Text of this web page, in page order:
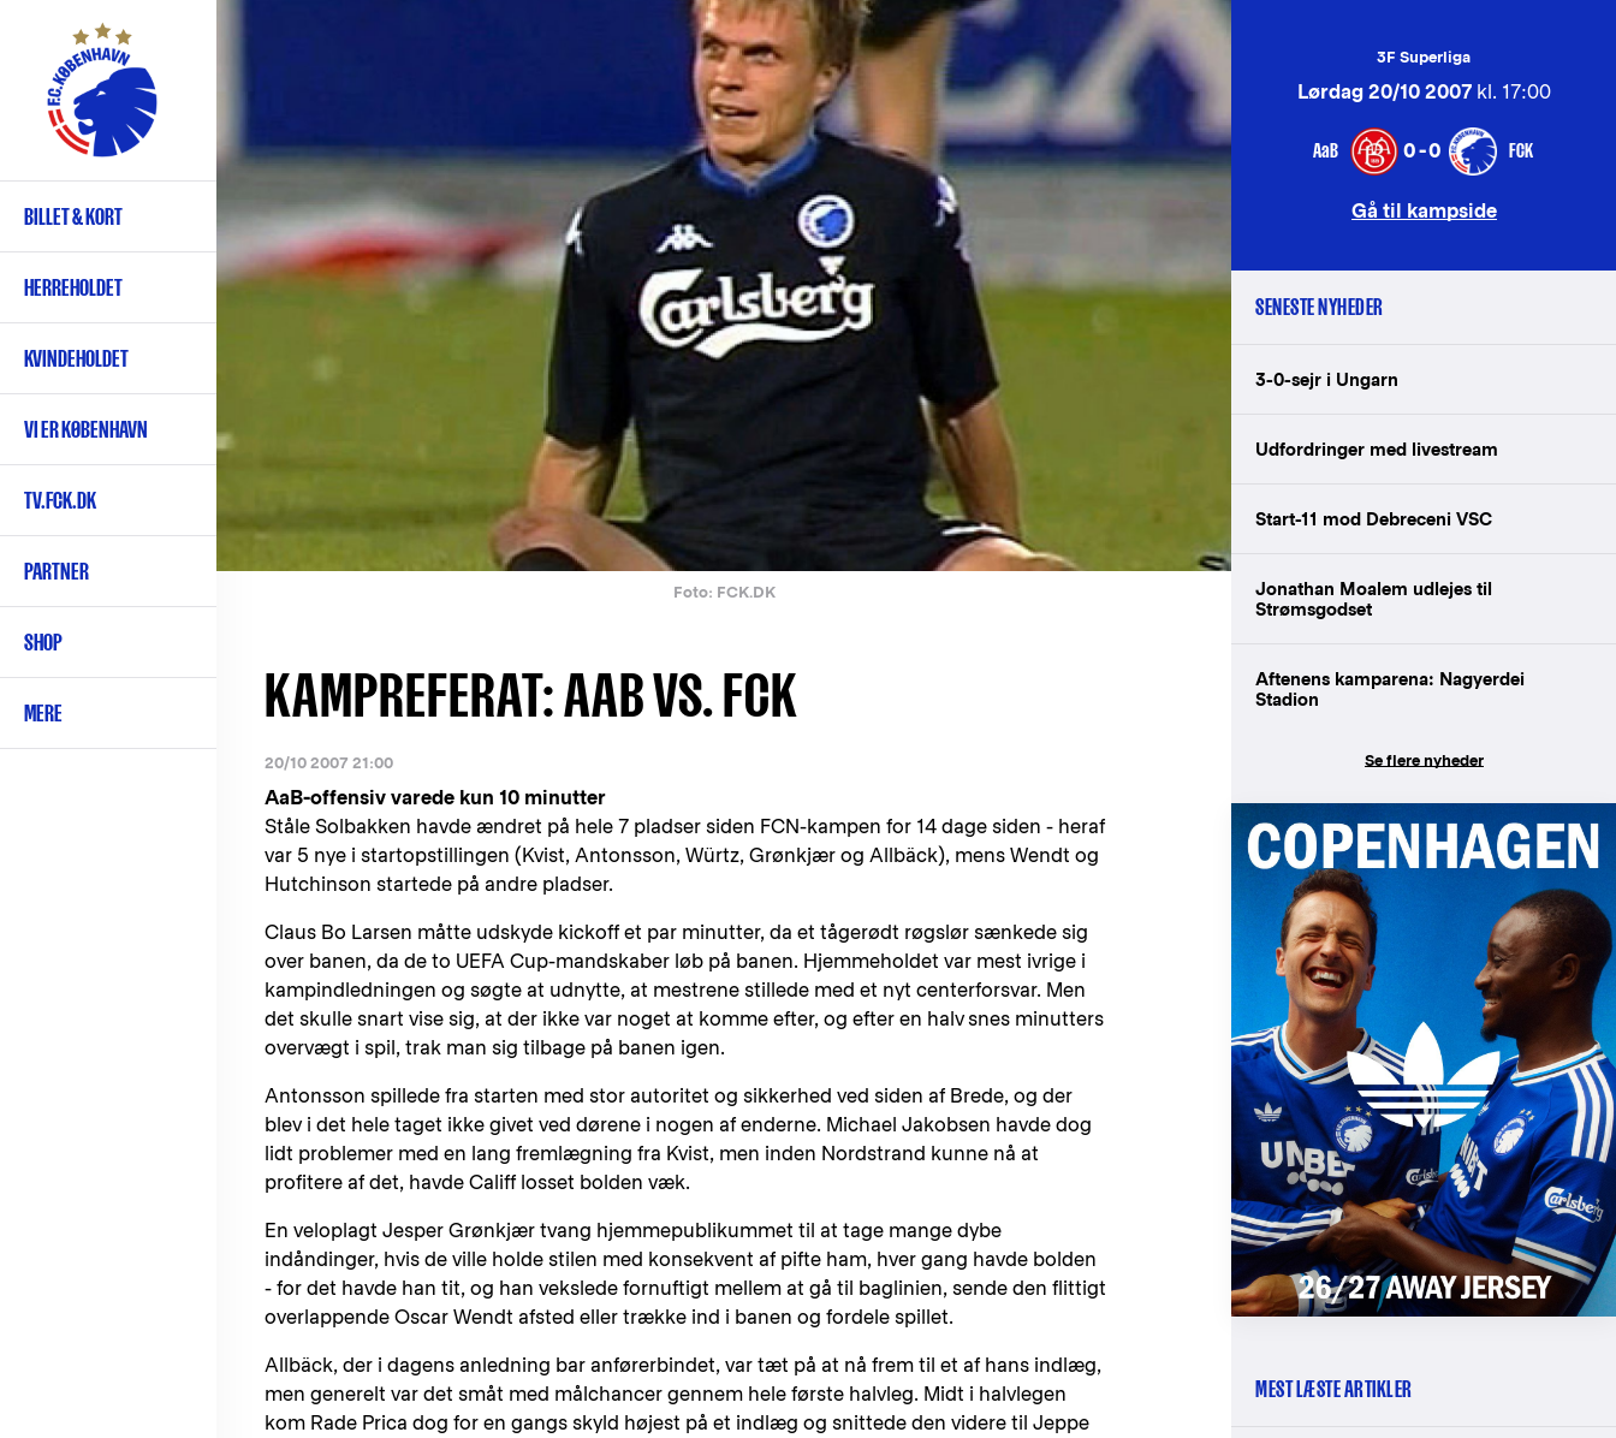
hovedindhold
Primær
navigation
BILLET & KORT
HERREHOLDET
KVINDEHOLDET
VI ER KØBENHAVN
TV.FCK.DK
PARTNER
SHOP
MERE
Foto: FCK.DK
KAMPREFERAT: AAB VS. FCK
20/10 2007 21:00
AaB-offensiv varede kun 10 minutter
Ståle Solbakken havde ændret på hele 7 pladser siden FCN-kampen for 14 dage siden - heraf
var 5 nye i startopstillingen (Kvist, Antonsson, Würtz, Grønkjær og Allbäck), mens Wendt og
Hutchinson startede på andre pladser.
Claus Bo Larsen måtte udskyde kickoff et par minutter, da et tågerødt røgslør sænkede sig
over banen, da de to UEFA Cup-mandskaber løb på banen. Hjemmeholdet var mest ivrige i
kampindledningen og søgte at udnytte, at mestrene stillede med et nyt centerforsvar. Men
det skulle snart vise sig, at der ikke var noget at komme efter, og efter en halv snes minutters
overvægt i spil, trak man sig tilbage på banen igen.
Antonsson spillede fra starten med stor autoritet og sikkerhed ved siden af Brede, og der
blev i det hele taget ikke givet ved dørene i nogen af enderne. Michael Jakobsen havde dog
lidt problemer med en lang fremlægning fra Kvist, men inden Nordstrand kunne nå at
profitere af det, havde Califf losset bolden væk.
En veloplagt Jesper Grønkjær tvang hjemmepublikummet til at tage mange dybe
indåndinger, hvis de ville holde stilen med konsekvent af pifte ham, hver gang havde bolden
- for det havde han tit, og han vekslede fornuftigt mellem at gå til baglinien, sende den flittigt
overlappende Oscar Wendt afsted eller trække ind i banen og fordele spillet.
Allbäck, der i dagens anledning bar anførerbindet, var tæt på at nå frem til et af hans indlæg,
men generelt var det småt med målchancer gennem hele første halvleg. Midt i halvlegen
kom Rade Prica dog for en gangs skyld højest på et indlæg og snittede den videre til Jeppe
3F Superliga
Lørdag 20/10 2007kl. 17:00
AaB 0-0 FCK
Gå til kampside
SENESTE NYHEDER
3-0-sejr i Ungarn
Udfordringer med livestream
Start-11 mod Debreceni VSC
Jonathan Moalem udlejes til
Strømsgodset
Aftenens kamparena: Nagyerdei
Stadion
Se flere nyheder
MEST LÆSTE ARTIKLER